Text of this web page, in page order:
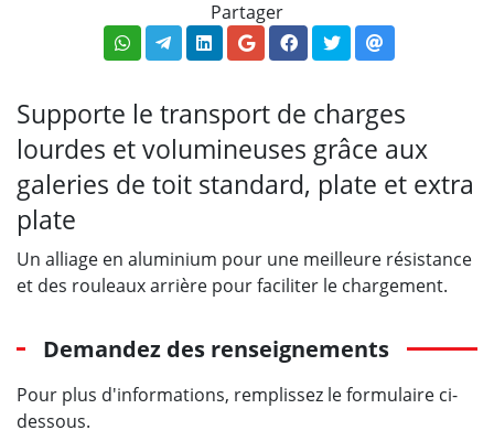
Partager
Supporte le transport de charges
lourdes et volumineuses grâce aux
galeries de toit standard, plate et extra
plate
Un alliage en aluminium pour une meilleure résistance
et des rouleaux arrière pour faciliter le chargement.
Demandez des renseignements
Pour plus d'informations, remplissez le formulaire ci-
dessous.